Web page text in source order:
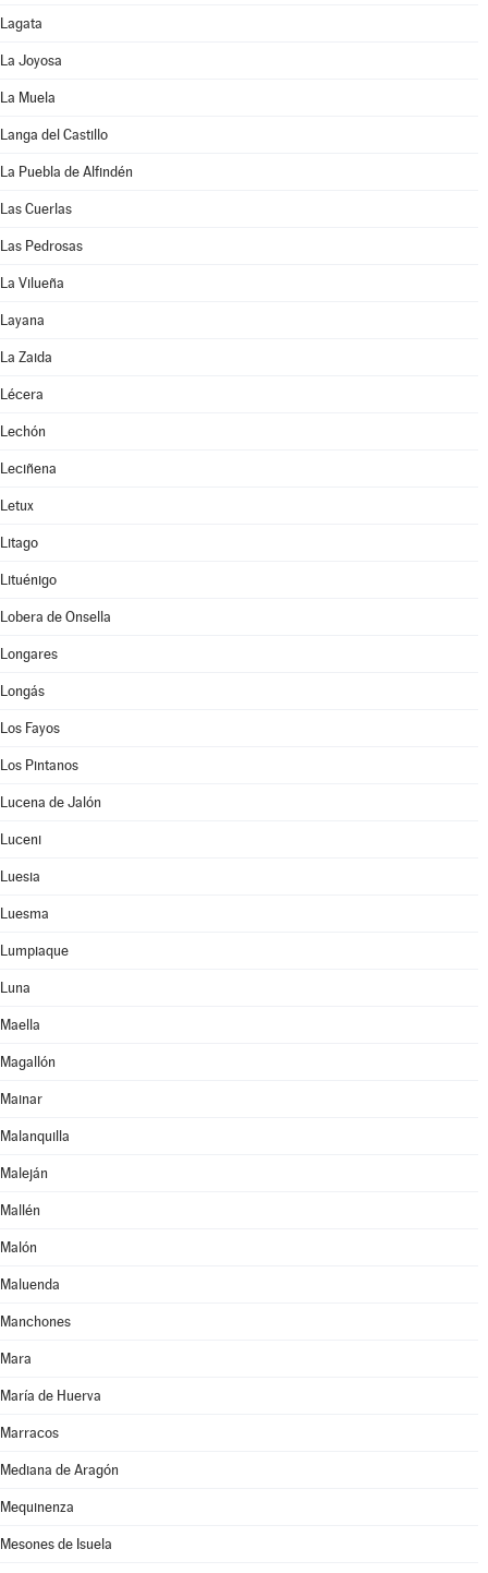
Lagata
La Joyosa
La Muela
Langa del Castillo
La Puebla de Alfindén
Las Cuerlas
Las Pedrosas
La Vilueña
Layana
La Zaida
Lécera
Lechón
Leciñena
Letux
Litago
Lituénigo
Lobera de Onsella
Longares
Longás
Los Fayos
Los Pintanos
Lucena de Jalón
Luceni
Luesia
Luesma
Lumpiaque
Luna
Maella
Magallón
Mainar
Malanquilla
Maleján
Mallén
Malón
Maluenda
Manchones
Mara
María de Huerva
Marracos
Mediana de Aragón
Mequinenza
Mesones de Isuela